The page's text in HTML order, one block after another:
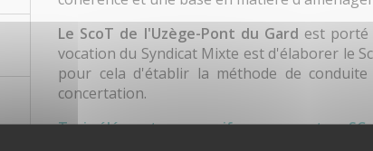
Le ScoT de l'Uzège-Pont du Gard est porté
vocation du Syndicat Mixte est d'élaborer le
pour cela d'établir la méthode de
concertation.
Trois éléments successifs composent un